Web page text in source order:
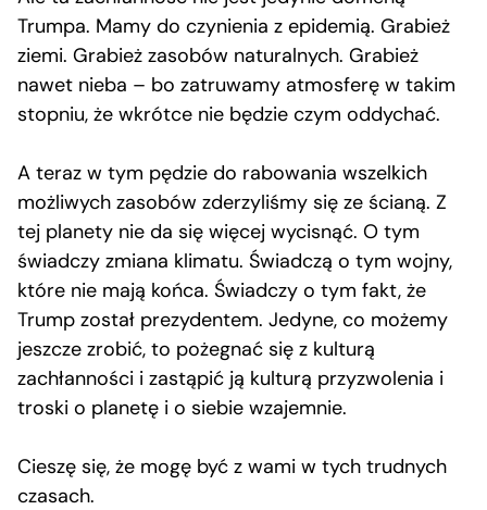
Trumpa. Mamy do czynienia z epidemią. Grabież
ziemi. Grabież zasobów naturalnych. Grabież
nawet nieba – bo zatruwamy atmosferę w takim
stopniu, że wkrótce nie będzie czym oddychać.
A teraz w tym pędzie do rabowania wszelkich
możliwych zasobów zderzyliśmy się ze ścianą. Z
tej planety nie da się więcej wycisnąć. O tym
świadczy zmiana klimatu. Świadczą o tym wojny,
które nie mają końca. Świadczy o tym fakt, że
Trump został prezydentem. Jedyne, co możemy
jeszcze zrobić, to pożegnać się z kulturą
zachłanności i zastąpić ją kulturą przyzwolenia i
troski o planetę i o siebie wzajemnie.
Cieszę się, że mogę być z wami w tych trudnych
czasach.